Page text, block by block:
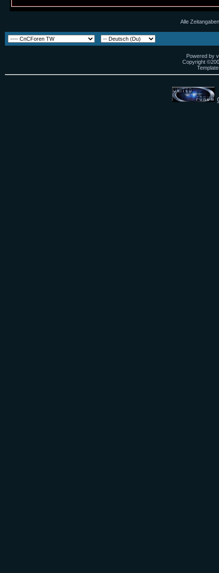
Alle
Powered by
Copyright